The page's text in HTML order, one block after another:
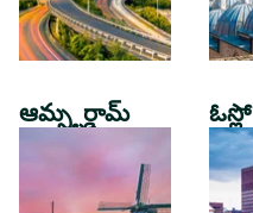
ఆమ్స్టర్డామ్ ఓస్లో